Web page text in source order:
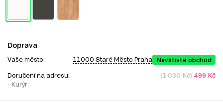
Doprava
Vaše město: 11000 Staré Město Praha Navštivte obchod
Doručení na adresu:
- Kurýr
(1 030 Kč) 499 Kč